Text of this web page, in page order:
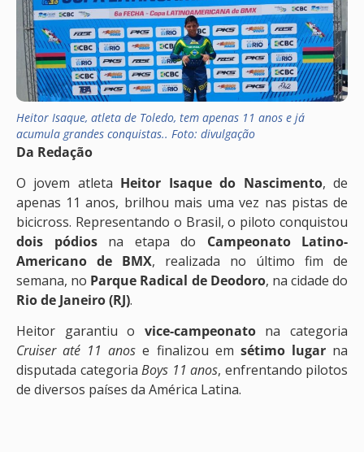
Heitor Isaque, atleta de Toledo, tem apenas 11 anos e já
acumula grandes conquistas.. Foto: divulgação
Da Redação
O jovem atleta Heitor Isaque do Nascimento, de
apenas 11 anos, brilhou mais uma vez nas pistas de
bicicross. Representando o Brasil, o piloto conquistou
dois pódiosna etapa do Campeonato Latino-
Americano de BMX, realizada no último fim de
semana, no Parque Radical de Deodoro, na cidade do
Rio de Janeiro (RJ).
Heitor garantiu o vice-campeonatona categoria
Cruiser até 11 anos e finalizou em sétimo lugarna
disputada categoria Boys 11 anos, enfrentando pilotos
de diversos países da América Latina.